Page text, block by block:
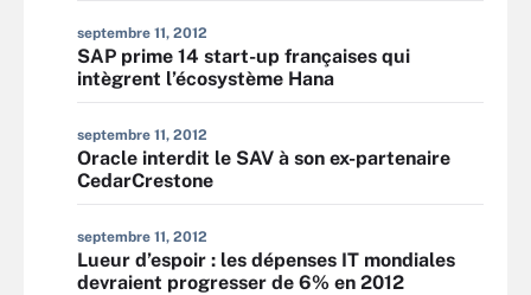
septembre 11, 2012
SAP prime 14 start-up françaises qui
intègrent l’écosystème Hana
septembre 11, 2012
Oracle interdit le SAV à son ex-partenaire
CedarCrestone
septembre 11, 2012
Lueur d’espoir : les dépenses IT mondiales
devraient progresser de 6% en 2012